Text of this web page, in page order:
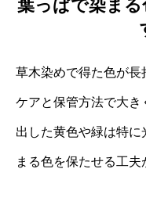
葉っぱで染ま
草木染めで得た色が
ケアと保管方法で大
出した黄色や緑は特
まる色を保たせる工夫